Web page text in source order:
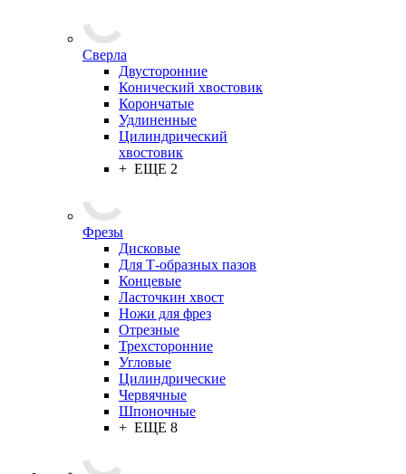
Сверла
Двусторонние
Конический хвостовик
Корончатые
Удлиненные
Цилиндрический
хвостовик
+ ЕЩЕ 2
Фрезы
Дисковые
Для Т-образных пазов
Концевые
Ласточкин хвост
Ножи для фрез
Отрезные
Трехсторонние
Угловые
Цилиндрические
Червячные
Шпоночные
+ ЕЩЕ 8